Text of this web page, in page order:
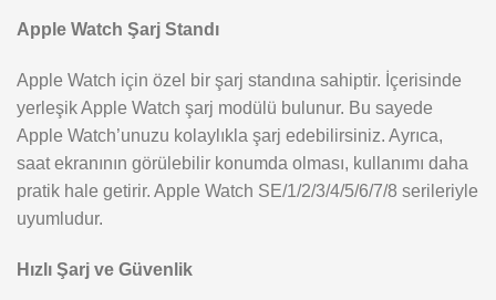
Apple Watch Şarj Standı
Apple Watch için özel bir şarj standına sahiptir. İçerisinde
yerleşik Apple Watch şarj modülü bulunur. Bu sayede
Apple Watch’unuzu kolaylıkla şarj edebilirsiniz. Ayrıca,
saat ekranının görülebilir konumda olması, kullanımı daha
pratik hale getirir. Apple Watch SE/1/2/3/4/5/6/7/8 serileriyle
uyumludur.
Hızlı Şarj ve Güvenlik